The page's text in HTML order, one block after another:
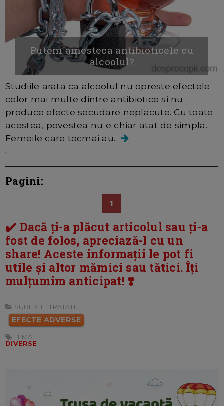
Putem amesteca antibioticele cu
alcoolul?
Studiile arata ca alcoolul nu opreste efectele
celor mai multe dintre antibiotice si nu
produce efecte secudare neplacute. Cu toate
acestea, povestea nu e chiar atat de simpla.
Femeile care tocmai au...
Pagini:
1
✔️ Dacă ți-a plăcut articolul sau ți-a
fost de folos, apreciază-l cu un
share! Aceste informații le pot fi
utile și altor mămici sau tătici. Îți
mulțumim anticipat! ❣️
SUBIECTE TRATATE:
EFECTE ADVERSE
TEMA:
DIVERSE